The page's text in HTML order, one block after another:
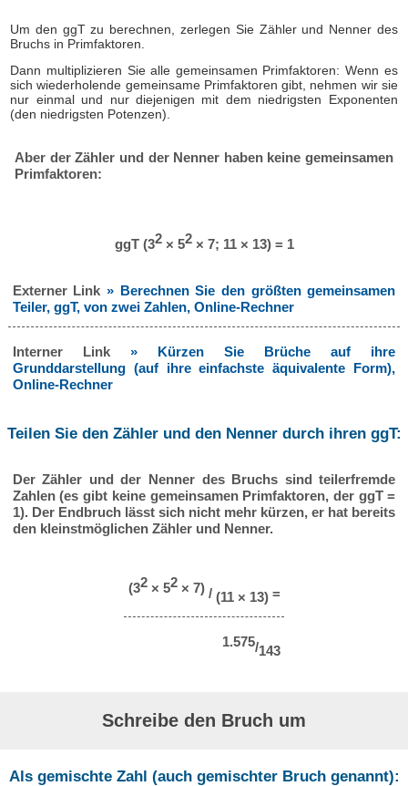
Um den ggT zu berechnen, zerlegen Sie Zähler und Nenner des
Bruchs in Primfaktoren.
Dann multiplizieren Sie alle gemeinsamen Primfaktoren: Wenn es
sich wiederholende gemeinsame Primfaktoren gibt, nehmen wir sie
nur einmal und nur diejenigen mit dem niedrigsten Exponenten
(den niedrigsten Potenzen).
Aber der Zähler und der Nenner haben keine gemeinsamen
Primfaktoren:
ggT (32× 52× 7; 11 × 13) = 1
Externer Link» Berechnen Sie den größten gemeinsamen
Teiler, ggT, von zwei Zahlen, Online-Rechner
Interner Link » Kürzen Sie Brüche auf ihre
Grunddarstellung (auf ihre einfachste äquivalente Form),
Online-Rechner
Teilen Sie den Zähler und den Nenner durch ihren ggT:
Der Zähler und der Nenner des Bruchs sind teilerfremde
Zahlen (es gibt keine gemeinsamen Primfaktoren, der ggT =
1). Der Endbruch lässt sich nicht mehr kürzen, er hat bereits
den kleinstmöglichen Zähler und Nenner.
(32× 52× 7)/ (11 × 13)=
1.575/143
Schreibe den Bruch um
Als gemischte Zahl (auch gemischter Bruch genannt):